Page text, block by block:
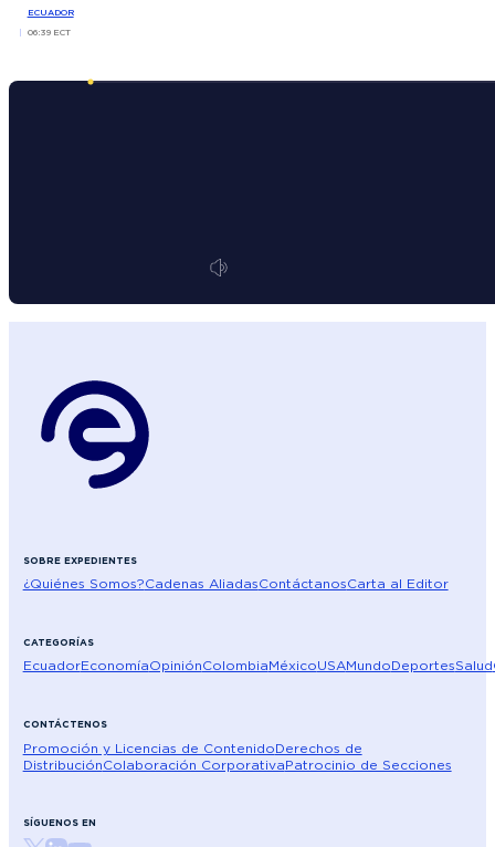
ECUADOR
06:39 ECT
SOBRE EXPEDIENTES
¿Quiénes Somos?Cadenas AliadasContáctanosCarta al Editor
CATEGORÍAS
EcuadorEconomíaOpiniónColombiaMéxicoUSAMundoDeportesSalud
CONTÁCTENOS
Promoción y Licencias de ContenidoDerechos de
DistribuciónColaboración CorporativaPatrocinio de Secciones
SÍGUENOS EN